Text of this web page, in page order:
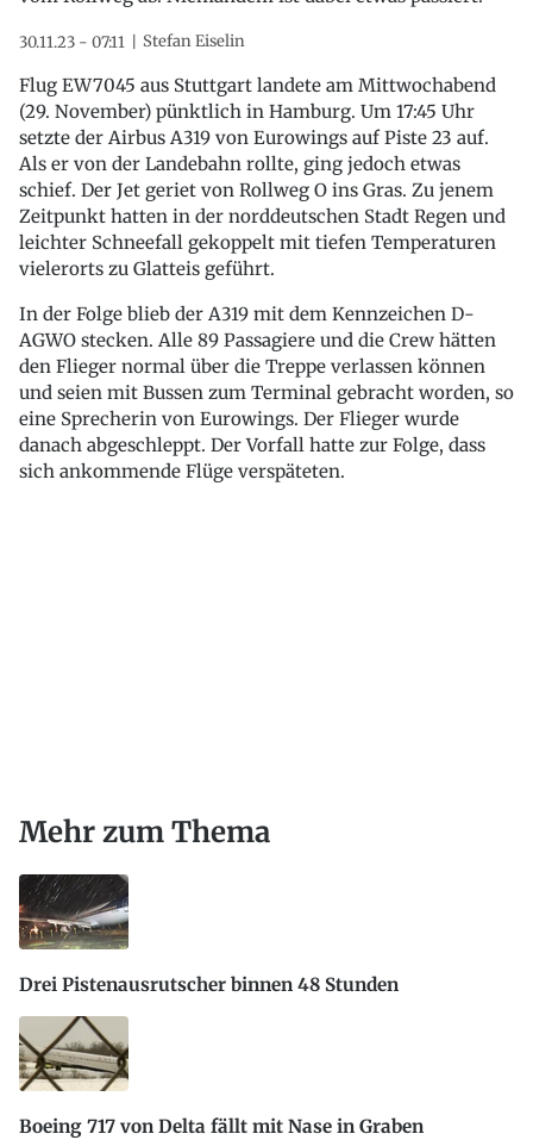
30.11.23 - 07:11 Stefan Eiselin
Flug EW7045 aus Stuttgart landete am Mittwochabend
(29. November) pünktlich in Hamburg. Um 17:45 Uhr
setzte der Airbus A319 von Eurowings auf Piste 23 auf.
Als er von der Landebahn rollte, ging jedoch etwas
schief. Der Jet geriet von Rollweg O ins Gras. Zu jenem
Zeitpunkt hatten in der norddeutschen Stadt Regen und
leichter Schneefall gekoppelt mit tiefen Temperaturen
vielerorts zu Glatteis geführt.
In der Folge blieb der A319 mit dem Kennzeichen D-
AGWO stecken. Alle 89 Passagiere und die Crew hätten
den Flieger normal über die Treppe verlassen können
und seien mit Bussen zum Terminal gebracht worden, so
eine Sprecherin von Eurowings. Der Flieger wurde
danach abgeschleppt. Der Vorfall hatte zur Folge, dass
sich ankommende Flüge verspäteten.
Mehr zum Thema
Drei Pistenausrutscher binnen 48 Stunden
Boeing 717 von Delta fällt mit Nase in Graben